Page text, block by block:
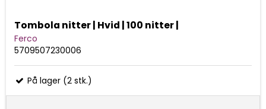
Tombola nitter | Hvid | 100 nitter |
Ferco
5709507230006
På lager (2 stk.)